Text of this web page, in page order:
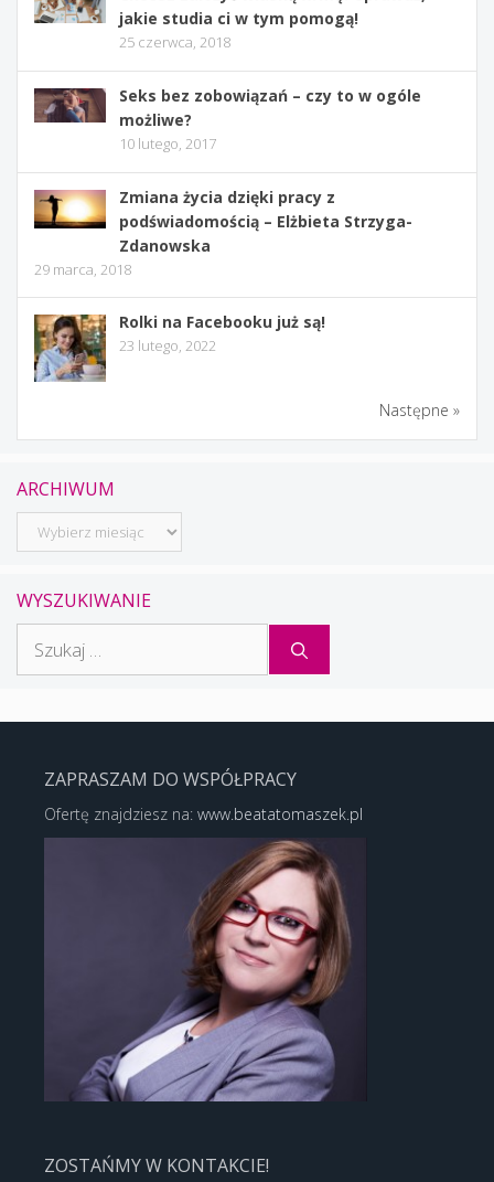
jakie studia ci w tym pomogą!
25 czerwca, 2018
Seks bez zobowiązań – czy to w ogóle
możliwe?
10 lutego, 2017
Zmiana życia dzięki pracy z
podświadomością – Elżbieta Strzyga-
Zdanowska
29 marca, 2018
Rolki na Facebooku już są!
23 lutego, 2022
Następne »
ARCHIWUM
Archiwum
WYSZUKIWANIE
ZAPRASZAM DO WSPÓŁPRACY
Ofertę znajdziesz na: www.beatatomaszek.pl
ZOSTAŃMY W KONTAKCIE!